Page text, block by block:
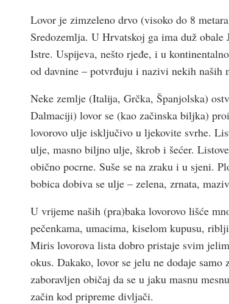
Lovor je zimzeleno drvo (visoko do 8
Sredozemlja. U Hrvatskoj ga ima duž
Istre. Uspijeva, nešto rjeđe, i u
od davnine – potvrđuju i nazivi nekih naših
Neke zemlje (Italija, Grčka, Španjolska)
Dalmaciji) lovor se (kao začinska biljka)
lovorovo ulje isključivo u ljekovite svrhe.
ulje, masno biljno ulje, škrob i šećer.
obično pocrne. Suše se na zraku i u sjeni.
bobica dobiva se ulje – zelena, zrnata,
U vrijeme naših (pra)baka lovorovo lišće
pečenkama, umacima, kiselom kupusu,
Miris lovorova lista dobro pristaje svim
okus. Dakako, lovor se jelu ne dodaje
zaboravljen običaj da se u jaku masnu
začin kod pripreme divljači.